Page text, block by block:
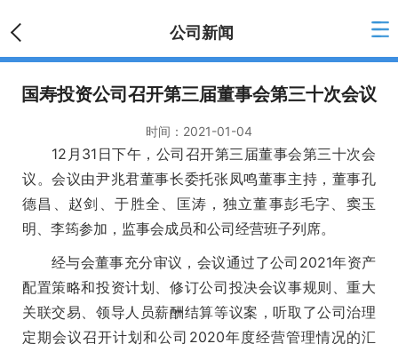
公司新闻
国寿投资公司召开第三届董事会第三十次会议
时间： 2021-01-04
12月31日下午，公司召开第三届董事会第三十次会
议。会议由尹兆君董事长委托张凤鸣董事主持，董事孔
德昌、赵剑、于胜全、匡涛，独立董事彭毛字、窦玉
明、李筠参加，监事会成员和公司经营班子列席。
经与会董事充分审议，会议通过了公司2021年资产
配置策略和投资计划、修订公司投决会议事规则、重大
关联交易、领导人员薪酬结算等议案，听取了公司治理
定期会议召开计划和公司2020年度经营管理情况的汇